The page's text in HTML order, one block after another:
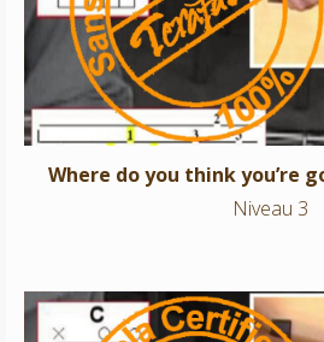
Niveau 3
Where do you think you’re
Niveau 3